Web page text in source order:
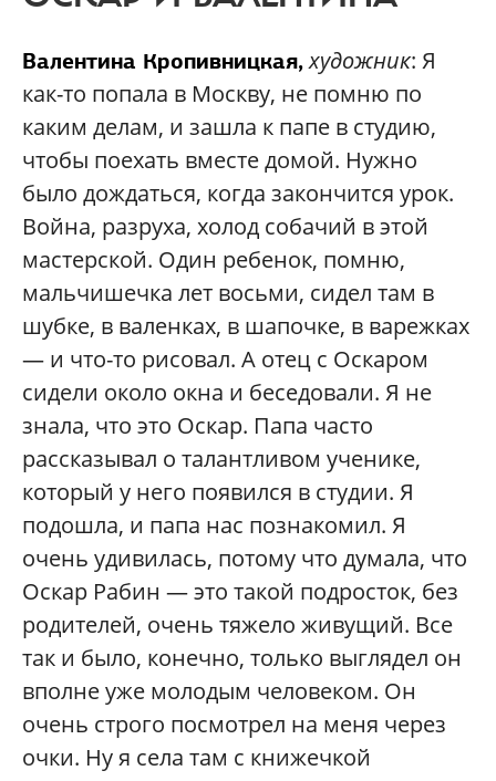
Валентина Кропивницкая,художник: Я
как-то попала в Москву, не помню по
каким делам, и зашла к папе в студию,
чтобы поехать вместе домой. Нужно
было дождаться, когда закончится урок.
Война, разруха, холод собачий в этой
мастерской. Один ребенок, помню,
мальчишечка лет восьми, сидел там в
шубке, в валенках, в шапочке, в варежках
— и что-то рисовал. А отец с Оскаром
сидели около окна и беседовали. Я не
знала, что это Оскар. Папа часто
рассказывал о талантливом ученике,
который у него появился в студии. Я
подошла, и папа нас познакомил. Я
очень удивилась, потому что думала, что
Оскар Рабин — это такой подросток, без
родителей, очень тяжело живущий. Все
так и было, конечно, только выглядел он
вполне уже молодым человеком. Он
очень строго посмотрел на меня через
очки. Ну я села там с книжечкой